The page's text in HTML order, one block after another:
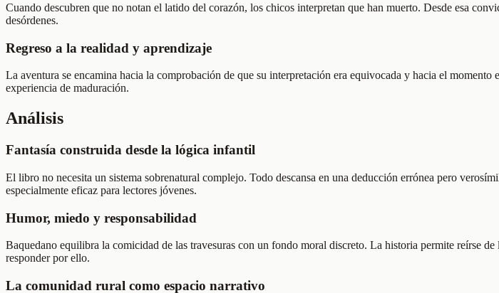
Cuando descubren que no notan el latido del corazón, los chicos interpretan que han muerto. Desde esa
desórdenes.
Regreso a la realidad y aprendizaje
La aventura se encamina hacia la comprobación de que su interpretación era equivocada y hacia el
experiencia de maduración.
Análisis
Fantasía construida desde la lógica infantil
El libro no necesita un sistema sobrenatural complejo. Todo descansa en una deducción errónea pero
especialmente eficaz para lectores jóvenes.
Humor, miedo y responsabilidad
Baquedano equilibra la comicidad de las travesuras con un fondo moral discreto. La historia permite reírse
responder por ello.
La comunidad rural como espacio narrativo